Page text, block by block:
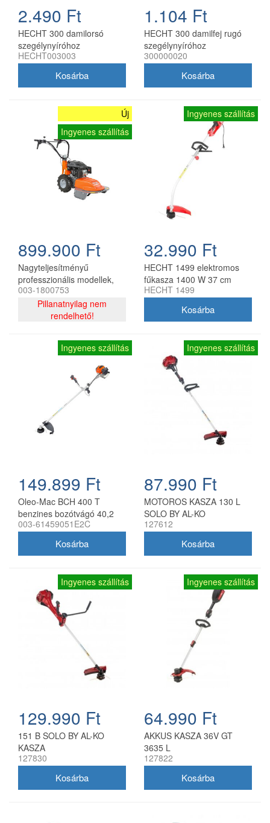
2.490 Ft
HECHT 300 damilorsó
szegélynyíróhoz
HECHT003003
1.104 Ft
HECHT 300 damilfej rugó
szegélynyíróhoz
300000020
Új
Ingyenes szállítás
899.900 Ft
Nagyteljesítményű
professzionális modellek,
olyan földművelők számára
tervezve, akik nehéz és
állandó munkát végeznek.
karbantartók számára is
ideálisak, akik sűrű
növényzeten dolgoznak,
földre szórt nyesedékkel.
Hengerűrtartalom: 225 ccm
Motor: RATO RV 225
Sebesség: 2,6 - 3,3 km/h 2
előre + 1 hátra
Vágásmagasság: 52-75 mm
Súly: 75 kg
003-1800753
Pillanatnyilag nem
rendelhető!
Ingyenes szállítás
32.990 Ft
HECHT 1499 elektromos
fűkasza 1400 W 37 cm
munkaszélességgel
HECHT 1499
Ingyenes szállítás
149.899 Ft
Oleo-Mac BCH 400 T
benzines bozótvágó 40,2
ccm 1,5 kW
003-61459051E2C
Ingyenes szállítás
87.990 Ft
MOTOROS KASZA 130 L
SOLO BY AL-KO
127612
Ingyenes szállítás
129.990 Ft
151 B SOLO BY AL-KO
KASZA
127830
Ingyenes szállítás
64.990 Ft
AKKUS KASZA 36V GT
3635 L
127822